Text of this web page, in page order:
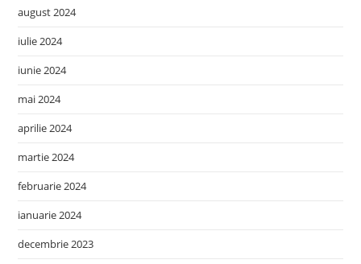
august 2024
iulie 2024
iunie 2024
mai 2024
aprilie 2024
martie 2024
februarie 2024
ianuarie 2024
decembrie 2023